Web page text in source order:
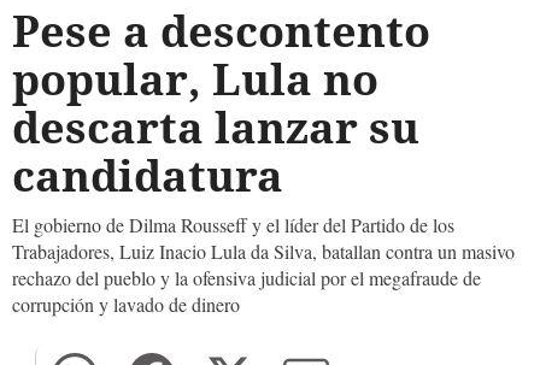
Pese a descontento
popular, Lula no
descarta lanzar su
candidatura
El gobierno de Dilma Rousseff y el líder del Partido de los
Trabajadores, Luiz Inacio Lula da Silva, batallan contra un masivo
rechazo del pueblo y la ofensiva judicial por el megafraude de
corrupción y lavado de dinero